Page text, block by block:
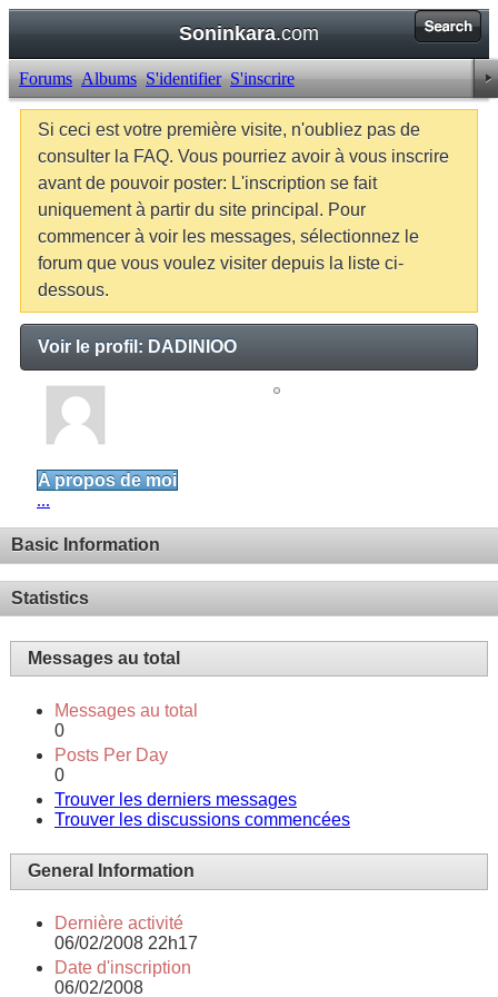
Soninkara.com
Forums Albums S'identifier S'inscrire
Si ceci est votre première visite, n'oubliez pas de
consulter la FAQ. Vous pourriez avoir à vous inscrire
avant de pouvoir poster: L'inscription se fait
uniquement à partir du site principal. Pour
commencer à voir les messages, sélectionnez le
forum que vous voulez visiter depuis la liste ci-
dessous.
Voir le profil: DADINIOO
A propos de moi
...
Basic Information
Statistics
Messages au total
Messages au total
0
Posts Per Day
0
Trouver les derniers messages
Trouver les discussions commencées
General Information
Dernière activité
06/02/2008 22h17
Date d'inscription
06/02/2008